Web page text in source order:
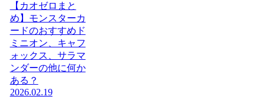
【カオゼロまと
め】モンスターカ
ードのおすすめド
ミニオン、キャフ
ォックス、サラマ
ンダーの他に何か
ある？
2026.02.19